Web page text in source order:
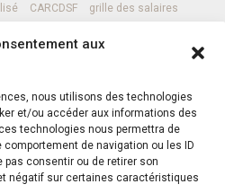
aux
nous utilisons des technologies
et/ou accéder aux informations des
technologies nous permettra de
de navigation ou les ID
consentir ou de retirer son
négatif sur certaines caractéristiques
CARCDSF
grille des salaires
sénat CCAM
Twitter